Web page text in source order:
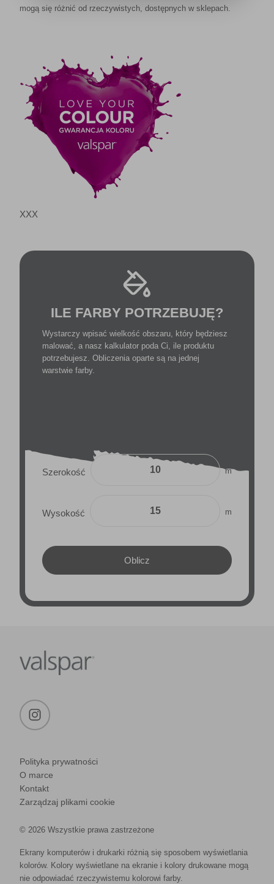
mogą się różnić od rzeczywistych, dostępnych w sklepach.
XXX
ILE FARBY POTRZEBUJĘ?
Wystarczy wpisać wielkość obszaru, który będziesz
malować, a nasz kalkulator poda Ci, ile produktu
potrzebujesz. Obliczenia oparte są na jednej
warstwie farby.
Szerokość m
Wysokość m
Polityka prywatności
O marce
Kontakt
Zarządzaj plikami cookie
© 2026 Wszystkie prawa zastrzeżone
Ekrany komputerów i drukarki różnią się sposobem wyświetlania
kolorów. Kolory wyświetlane na ekranie i kolory drukowane mogą
nie odpowiadać rzeczywistemu kolorowi farby.